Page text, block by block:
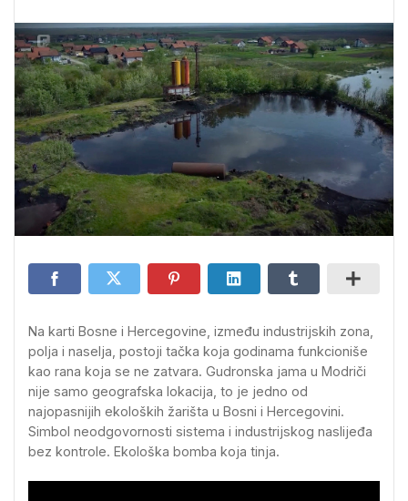
Na karti Bosne i Hercegovine, između industrijskih zona,
polja i naselja, postoji tačka koja godinama funkcioniše
kao rana koja se ne zatvara. Gudronska jama u Modriči
nije samo geografska lokacija, to je jedno od
najopasnijih ekoloških žarišta u Bosni i Hercegovini.
Simbol neodgovornosti sistema i industrijskog naslijeđa
bez kontrole. Ekološka bomba koja tinja.